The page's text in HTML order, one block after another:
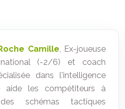
Camille, Ex-joueuse
(-2/6) et coach
dans l'intelligence
aide les compétiteurs à
schémas tactiques